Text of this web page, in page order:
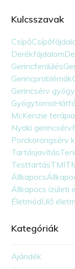
Kulcsszavak
Csípő
Derékfájdalom
Gerincferdülés
Gerincproblémák
Gerincsérv
Gyógytorna
McKenzie terápia
Nyaki gerincsérv
Porckorongsérv
Tartásjavítás
TesttartásTMI
Állkapocs
Állkapocs ízületi
ÉletmódÜlő
Kategóriák
Ajándék